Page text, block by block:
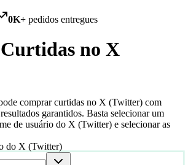
0K+ pedidos entregues
no X
comprar curtidas no X (Twitter) com
garantidos. Basta selecionar um
de usuário do X (Twitter) e selecionar as
do X (Twitter)